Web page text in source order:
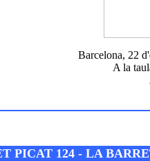
Barcelona, 22
A la
PICAT 124 - LA